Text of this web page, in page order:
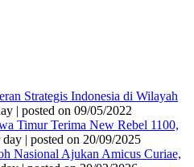
Strategis Indonesia di Wilayah
| posted on 09/05/2022
Timur Terima New Rebel 1100,
day | posted on 20/09/2025
Nasional Ajukan Amicus Curiae,